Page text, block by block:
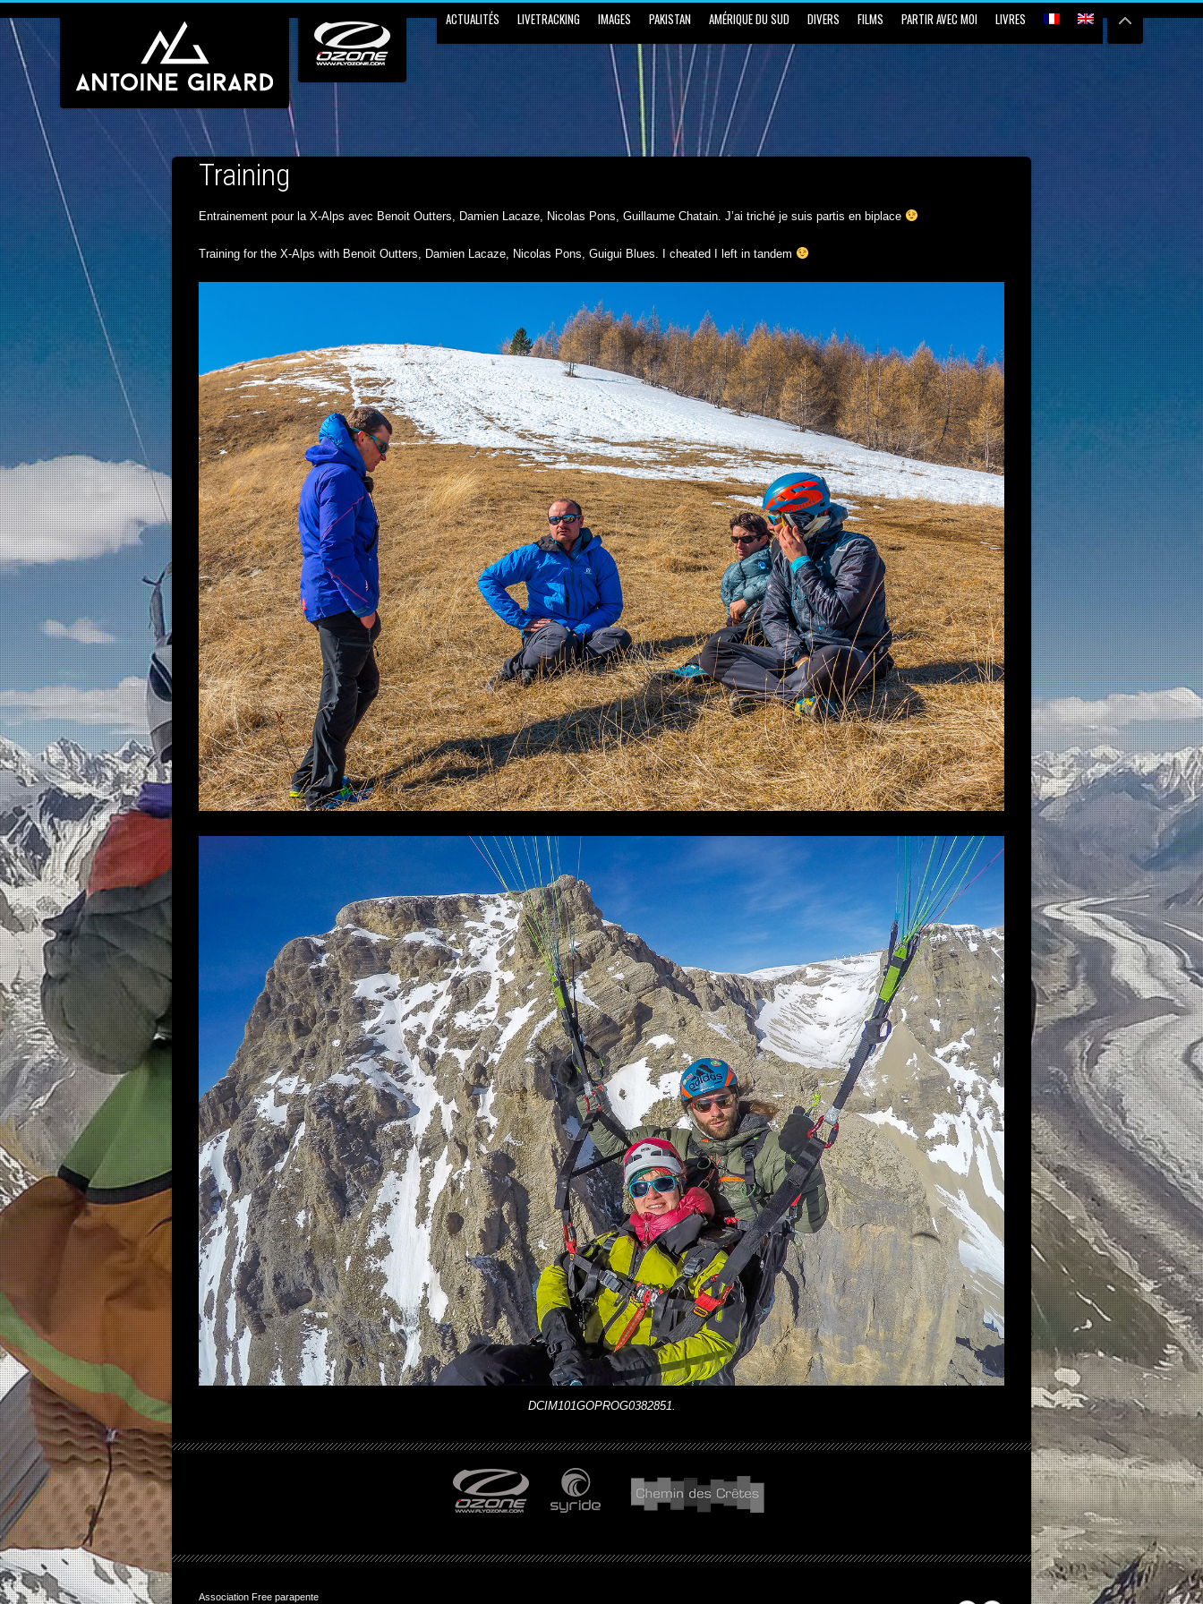
ACTUALITÉS LIVETRACKING IMAGES PAKISTAN AMÉRIQUE DU SUD DIVERS FILMS PARTIR AVEC MOI LIVRES
Training
Entrainement pour la X-Alps avec Benoit Outters, Damien Lacaze, Nicolas Pons, Guillaume Chatain. J’ai triché je suis partis en biplace
Training for the X-Alps with Benoit Outters, Damien Lacaze, Nicolas Pons, Guigui Blues. I cheated I left in tandem
DCIM101GOPROG0382851.
Association Free parapente